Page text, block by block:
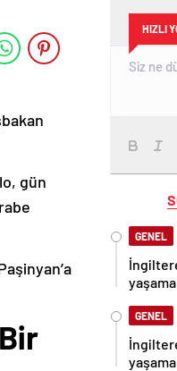
gün
HIZLI
GENEL
yaşama
GENEL
yaşama